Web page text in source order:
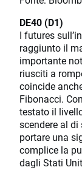
DE40 (D1)
I futures
raggiunto il
importante
riusciti a
coincide
Fibonacci.
testato il
scendere al
portare una
complice la
dagli Stati